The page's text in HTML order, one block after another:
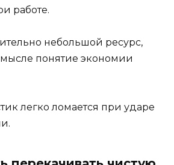
работе.
небольшой ресурс,
понятие экономии
легко ломается при ударе